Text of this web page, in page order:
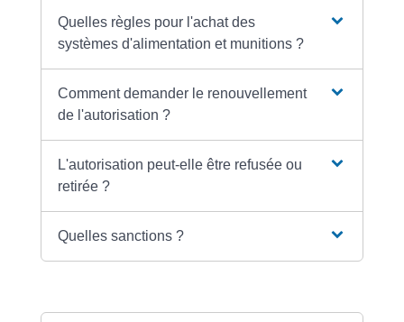
Quelles règles pour l'achat des
systèmes d'alimentation et munitions ?
Comment demander le renouvellement
de l'autorisation ?
L'autorisation peut-elle être refusée ou
retirée ?
Quelles sanctions ?